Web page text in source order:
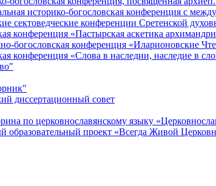
историко-богословская конференция с
сектоведческие конференции Сретенской
конференция «Пастырская аскетика
богословская конференция «Иларионовские
конференция «Cлова в наследии, наследие в
диссертационный совет
по церковнославянскому языку
образовательный проект «Всегда Живой